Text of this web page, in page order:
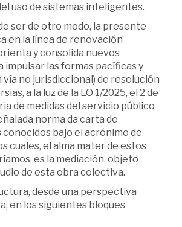
uso de sistemas inteligentes.
ser de otro modo, la presente
en la línea de renovación
y consolida nuevos
impulsar las formas pacíficas y
no jurisdiccional) de resolución
a la luz de la LO 1/2025, el 2 de
de medidas del servicio público
norma da carta de
conocidos bajo el acrónimo de
cuales, el alma mater de estos
es la mediación, objeto
de esta obra colectiva.
desde una perspectiva
en los siguientes bloques